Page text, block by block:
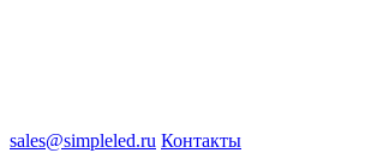
sales@simpleled.ru Контакты